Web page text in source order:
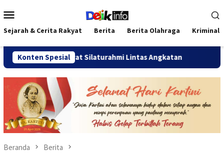
ke
kontenMobile
Sejarah & Cerita Rakyat Berita Berita Olahraga Kriminal
Konten Spesial
Silaturahmi Lintas Angkatan Jalan Sehat Temu
Beranda Berita